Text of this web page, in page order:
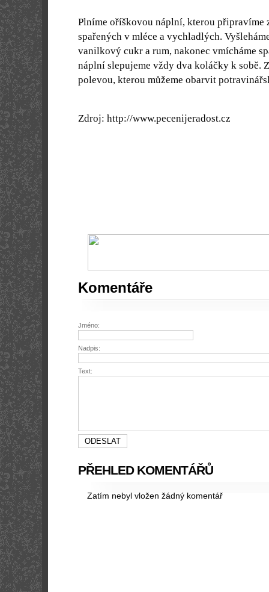
Plníme oříškovou náplní, kterou připravíme
spařených v mléce a vychladlých.
vanilkový cukr a rum, nakonec vmícháme
náplní slepujeme vždy dva koláčky k sobě.
polevou, kterou můžeme obarvit
Zdroj: http://www.pecenijeradost.cz
Komentáře
Jméno:
Nadpis:
Text:
PŘEHLED KOMENTÁŘŮ
Zatím nebyl vložen žádný komentář